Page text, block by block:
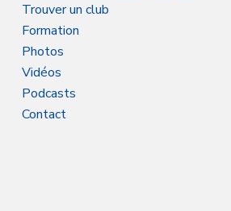
Trouver un club
Formation
Photos
Vidéos
Podcasts
Contact